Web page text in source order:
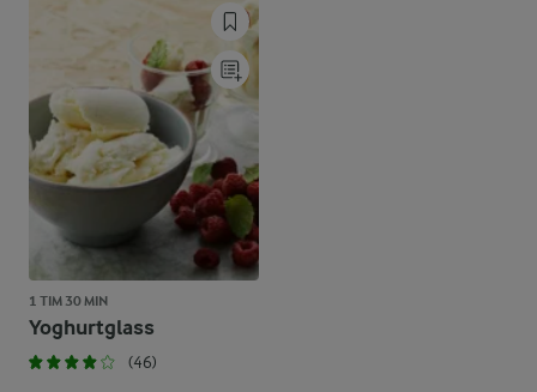
1 TIM 30 MIN
Yoghurtglass
(46)